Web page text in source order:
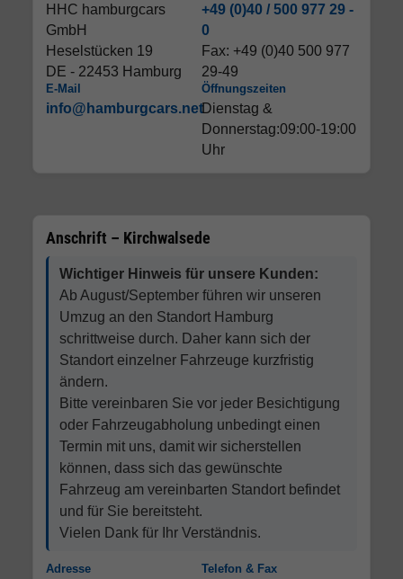
HHC hamburgcars
GmbH
Heselstücken 19
DE - 22453 Hamburg
+49 (0)40 / 500 977 29 -
0
Fax: +49 (0)40 500 977
29-49
E-Mail
info@hamburgcars.net
Öffnungszeiten
Dienstag &
Donnerstag:09:00-19:00
Uhr
Anschrift – Kirchwalsede
Wichtiger Hinweis für unsere Kunden:
Ab August/September führen wir unseren
Umzug an den Standort Hamburg
schrittweise durch. Daher kann sich der
Standort einzelner Fahrzeuge kurzfristig
ändern.
Bitte vereinbaren Sie vor jeder Besichtigung
oder Fahrzeugabholung unbedingt einen
Termin mit uns, damit wir sicherstellen
können, dass sich das gewünschte
Fahrzeug am vereinbarten Standort befindet
und für Sie bereitsteht.
Vielen Dank für Ihr Verständnis.
Adresse Telefon & Fax